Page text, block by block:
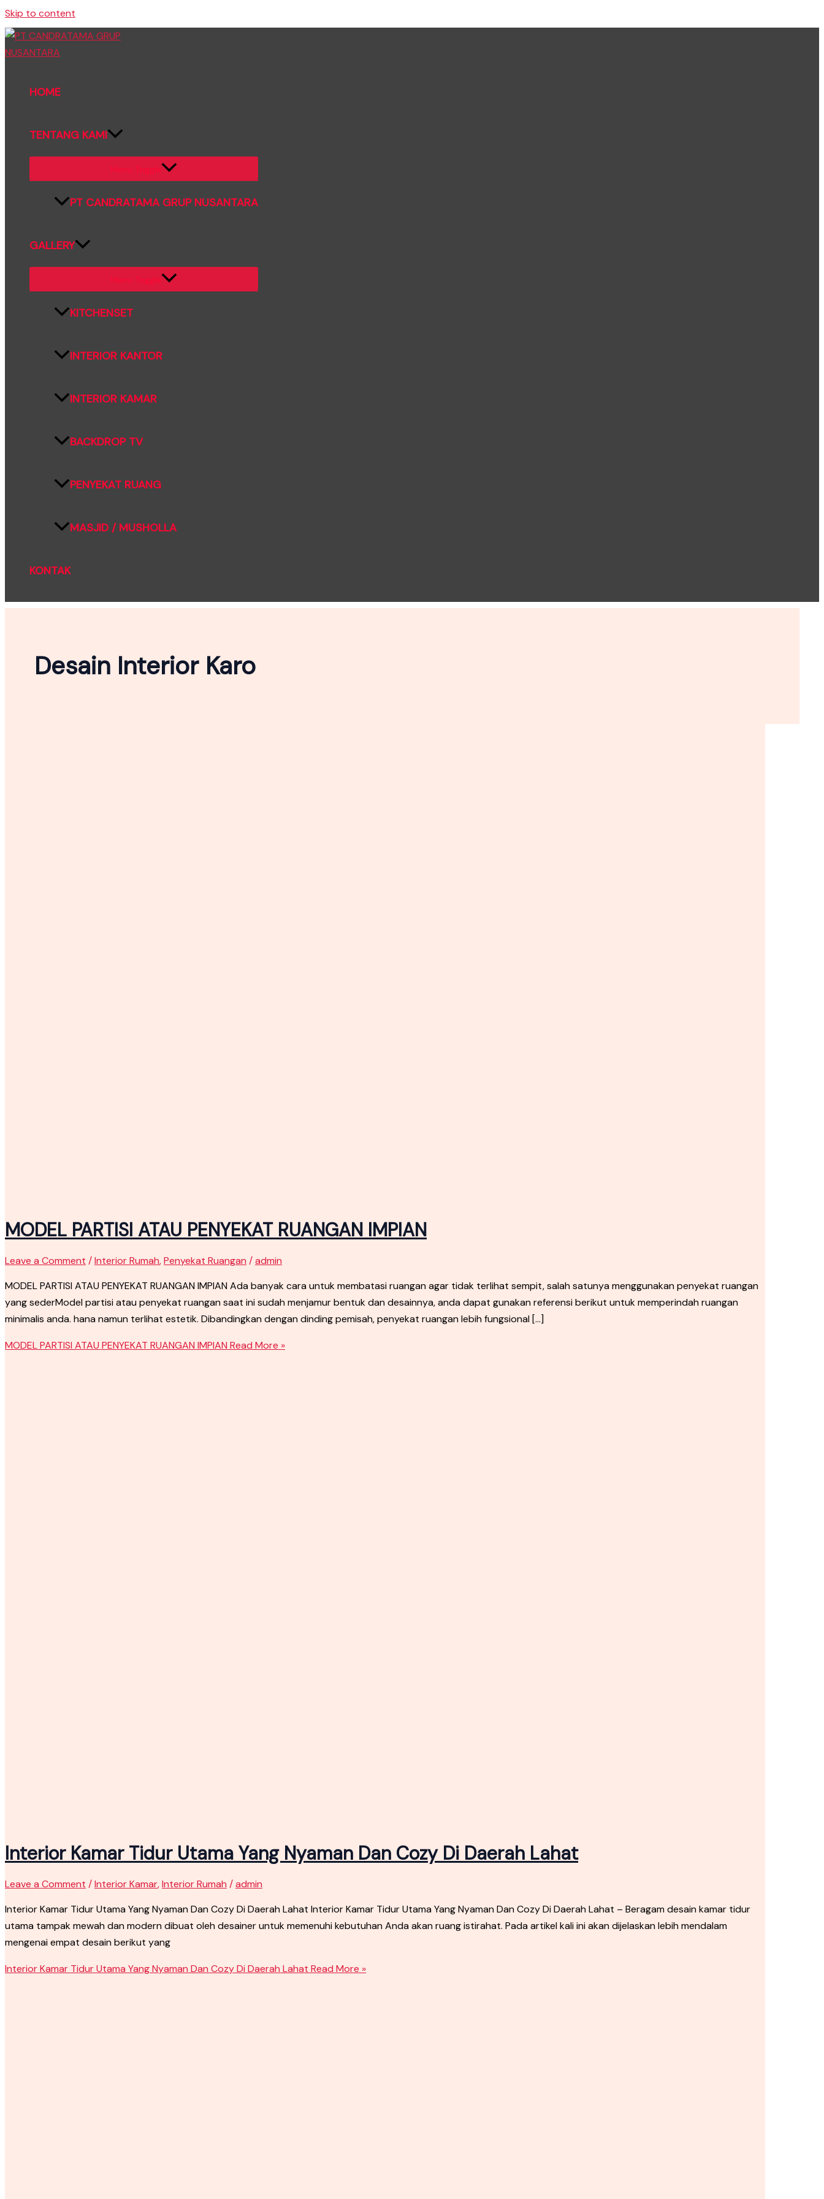
Skip to content
HOME
TENTANG KAMI
Menu Toggle
PT CANDRATAMA GRUP NUSANTARA
GALLERY
Menu Toggle
KITCHENSET
INTERIOR KANTOR
INTERIOR KAMAR
BACKDROP TV
PENYEKAT RUANG
MASJID / MUSHOLLA
KONTAK
Desain Interior Karo
MODEL PARTISI ATAU PENYEKAT RUANGAN IMPIAN
Leave a Comment /Interior Rumah,Penyekat Ruangan /admin
MODEL PARTISI ATAU PENYEKAT RUANGAN IMPIAN Ada banyak cara untuk membatasi ruangan agar tidak terlihat sempit, salah satunya menggunakan penyekat ruangan
yang sederModel partisi atau penyekat ruangan saat ini sudah menjamur bentuk dan desainnya, anda dapat gunakan referensi berikut untuk memperindah ruangan
minimalis anda. hana namun terlihat estetik. Dibandingkan dengan dinding pemisah, penyekat ruangan lebih fungsional […]
MODEL PARTISI ATAU PENYEKAT RUANGAN IMPIAN Read More »
Interior Kamar Tidur Utama Yang Nyaman Dan Cozy Di Daerah Lahat
Leave a Comment /Interior Kamar,Interior Rumah /admin
Interior Kamar Tidur Utama Yang Nyaman Dan Cozy Di Daerah Lahat Interior Kamar Tidur Utama Yang Nyaman Dan Cozy Di Daerah Lahat – Beragam desain kamar tidur
utama tampak mewah dan modern dibuat oleh desainer untuk memenuhi kebutuhan Anda akan ruang istirahat. Pada artikel kali ini akan dijelaskan lebih mendalam
mengenai empat desain berikut yang
Interior Kamar Tidur Utama Yang Nyaman Dan Cozy Di Daerah Lahat Read More »